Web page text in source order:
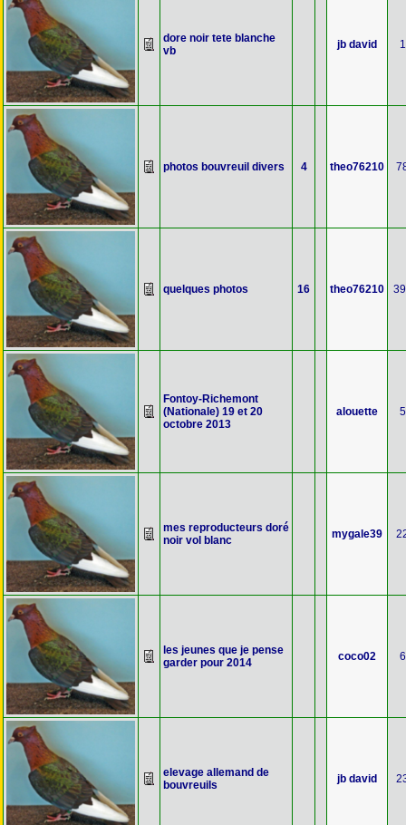
dore noir tete blanche
vb
jb david 1
photos bouvreuil divers 4 theo76210
quelques photos 16 theo76210
Fontoy-Richemont
(Nationale) 19 et 20
octobre 2013
alouette 5
mes reproducteurs doré
noir vol blanc
mygale39
les jeunes que je pense
garder pour 2014
coco02 6
elevage allemand de
bouvreuils
jb david